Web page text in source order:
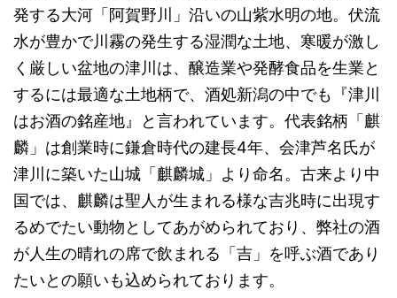
発する大河「阿賀野川」沿いの山紫水明の地。伏流
水が豊かで川霧の発生する湿潤な土地、寒暖が激し
く厳しい盆地の津川は、醸造業や発酵食品を生業と
するには最適な土地柄で、酒処新潟の中でも『津川
はお酒の銘産地』と言われています。代表銘柄「麒
麟」は創業時に鎌倉時代の建長4年、会津芦名氏が
津川に築いた山城「麒麟城」より命名。古来より中
国では、麒麟は聖人が生まれる様な吉兆時に出現す
るめでたい動物としてあがめられており、弊社の酒
が人生の晴れの席で飲まれる「吉」を呼ぶ酒であり
たいとの願いも込められております。